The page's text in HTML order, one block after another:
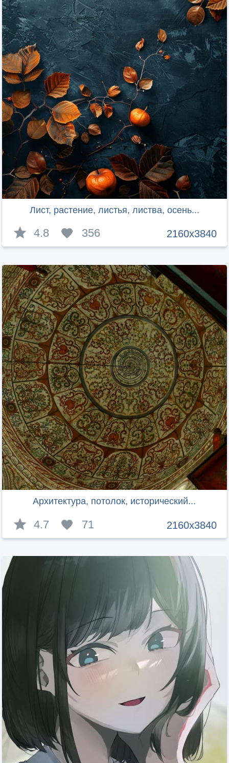
Лист, растение, листья, листва, осень...
2160x3840
4.8 356
Архитектура, потолок, исторический...
2160x3840
4.7 71